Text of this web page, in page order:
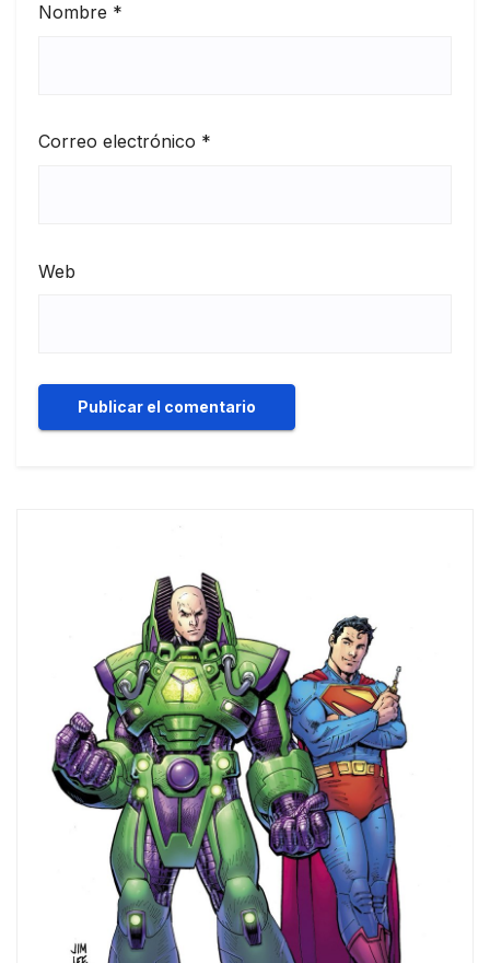
Nombre *
Correo electrónico *
Web